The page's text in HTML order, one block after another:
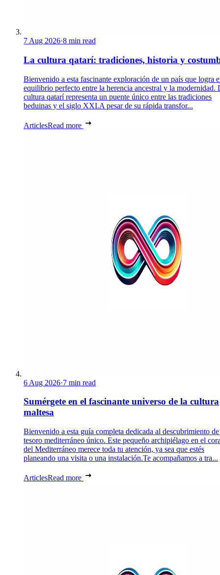
7 Aug 2026·8 min read
La cultura qatarí: tradiciones, historia y
Bienvenido a esta fascinante exploración de un país que logra
equilibrio perfecto entre la herencia ancestral y la modernidad.
cultura qatarí representa un puente único entre las tradiciones
beduinas y el siglo XXI.A pesar de su rápida transfor...
ArticlesRead more
6 Aug 2026·7 min read
Sumérgete en el fascinante universo de la cultura
maltesa
Bienvenido a esta guía completa dedicada al descubrimiento
tesoro mediterráneo único. Este pequeño archipiélago en el
del Mediterráneo merece toda tu atención, ya sea que estés
planeando una visita o una instalación.Te acompañamos a tra...
ArticlesRead more